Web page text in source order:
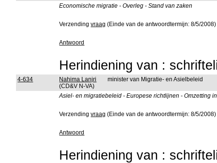
Economische migratie - Overleg - Stand van zaken
Verzendingvraag (Einde van de antwoordtermijn: 8/5/2008)
Antwoord
Herindiening van :
4-634
Nahima Lanjri
(CD&V N-VA)
minister van Migratie- en Asielbeleid
Asiel- en migratiebeleid - Europese richtlijnen - Omzetting
Verzendingvraag (Einde van de antwoordtermijn: 8/5/2008)
Antwoord
Herindiening van :